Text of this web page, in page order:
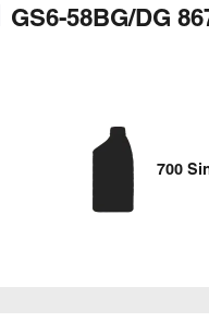
GS6-58BG/DG
700